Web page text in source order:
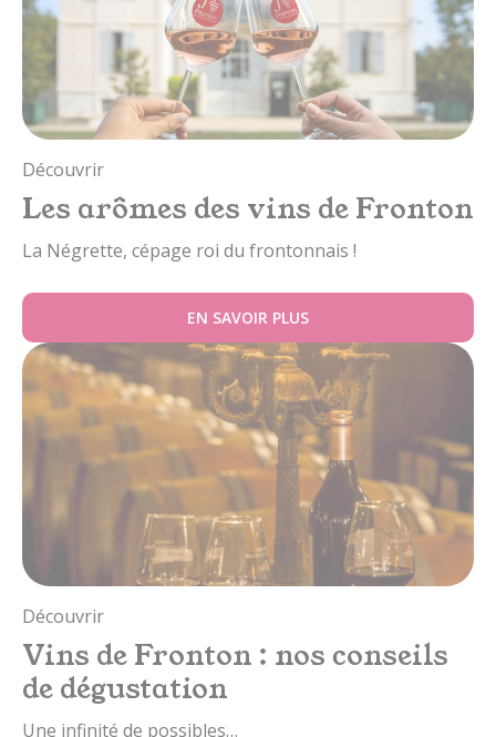
Découvrir
Les arômes des vins de Fronton
La Négrette, cépage roi du frontonnais !
EN SAVOIR PLUS
Découvrir
Vins de Fronton : nos conseils
de dégustation
Une infinité de possibles…